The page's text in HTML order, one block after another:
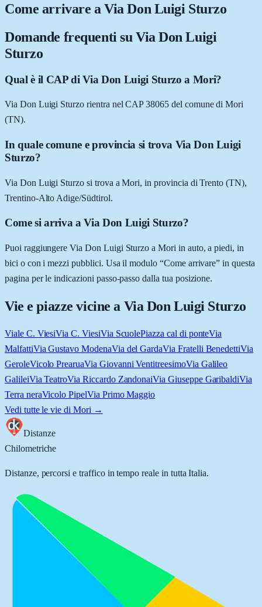
Come arrivare aVia Don Luigi Sturzo
Domande frequenti su Via Don Luigi
Sturzo
Qual è il CAP di Via Don Luigi Sturzo a Mori?
Via Don Luigi Sturzo rientra nel CAP 38065 del comune di Mori
(TN).
In quale comune e provincia si trova Via Don Luigi
Sturzo?
Via Don Luigi Sturzo si trova a Mori, in provincia di Trento (TN),
Trentino-Alto Adige/Südtirol.
Come si arriva a Via Don Luigi Sturzo?
Puoi raggiungere Via Don Luigi Sturzo a Mori in auto, a piedi, in
bici o con i mezzi pubblici. Usa il modulo “Come arrivare” in questa
pagina per le indicazioni passo-passo dalla tua posizione.
Vie e piazze vicine a Via Don Luigi Sturzo
Viale C. ViesiVia C. ViesiVia ScuolePiazza cal di ponteVia
MalfattiVia Gustavo ModenaVia del GardaVia Fratelli BenedettiVia
GeroleVicolo PrearuaVia Giovanni VentitreesimoVia Galileo
GalileiVia TeatroVia Riccardo ZandonaiVia Giuseppe GaribaldiVia
Terra neraVicolo PipelVia Primo Maggio
Vedi tutte le vie di Mori →
Distanze
Chilometriche
Distanze, percorsi e traffico in tempo reale in tutta Italia.